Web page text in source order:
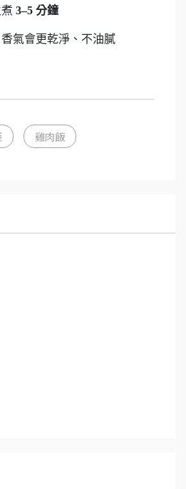
3–5 分鐘
氣會更乾淨、不油膩
雞肉飯